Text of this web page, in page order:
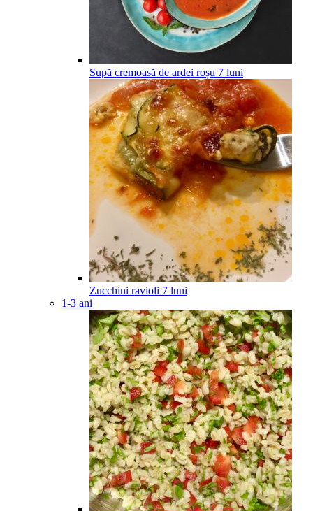
Supă cremoasă de ardei roșu 7 luni
Zucchini ravioli 7 luni
1-3 ani